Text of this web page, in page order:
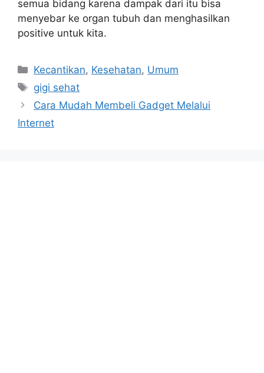
semua bidang karena dampak dari itu bisa
menyebar ke organ tubuh dan menghasilkan
positive untuk kita.
Categories
Kecantikan, Kesehatan, Umum
Tags
gigi sehat
Cara Mudah Membeli Gadget Melalui
Internet